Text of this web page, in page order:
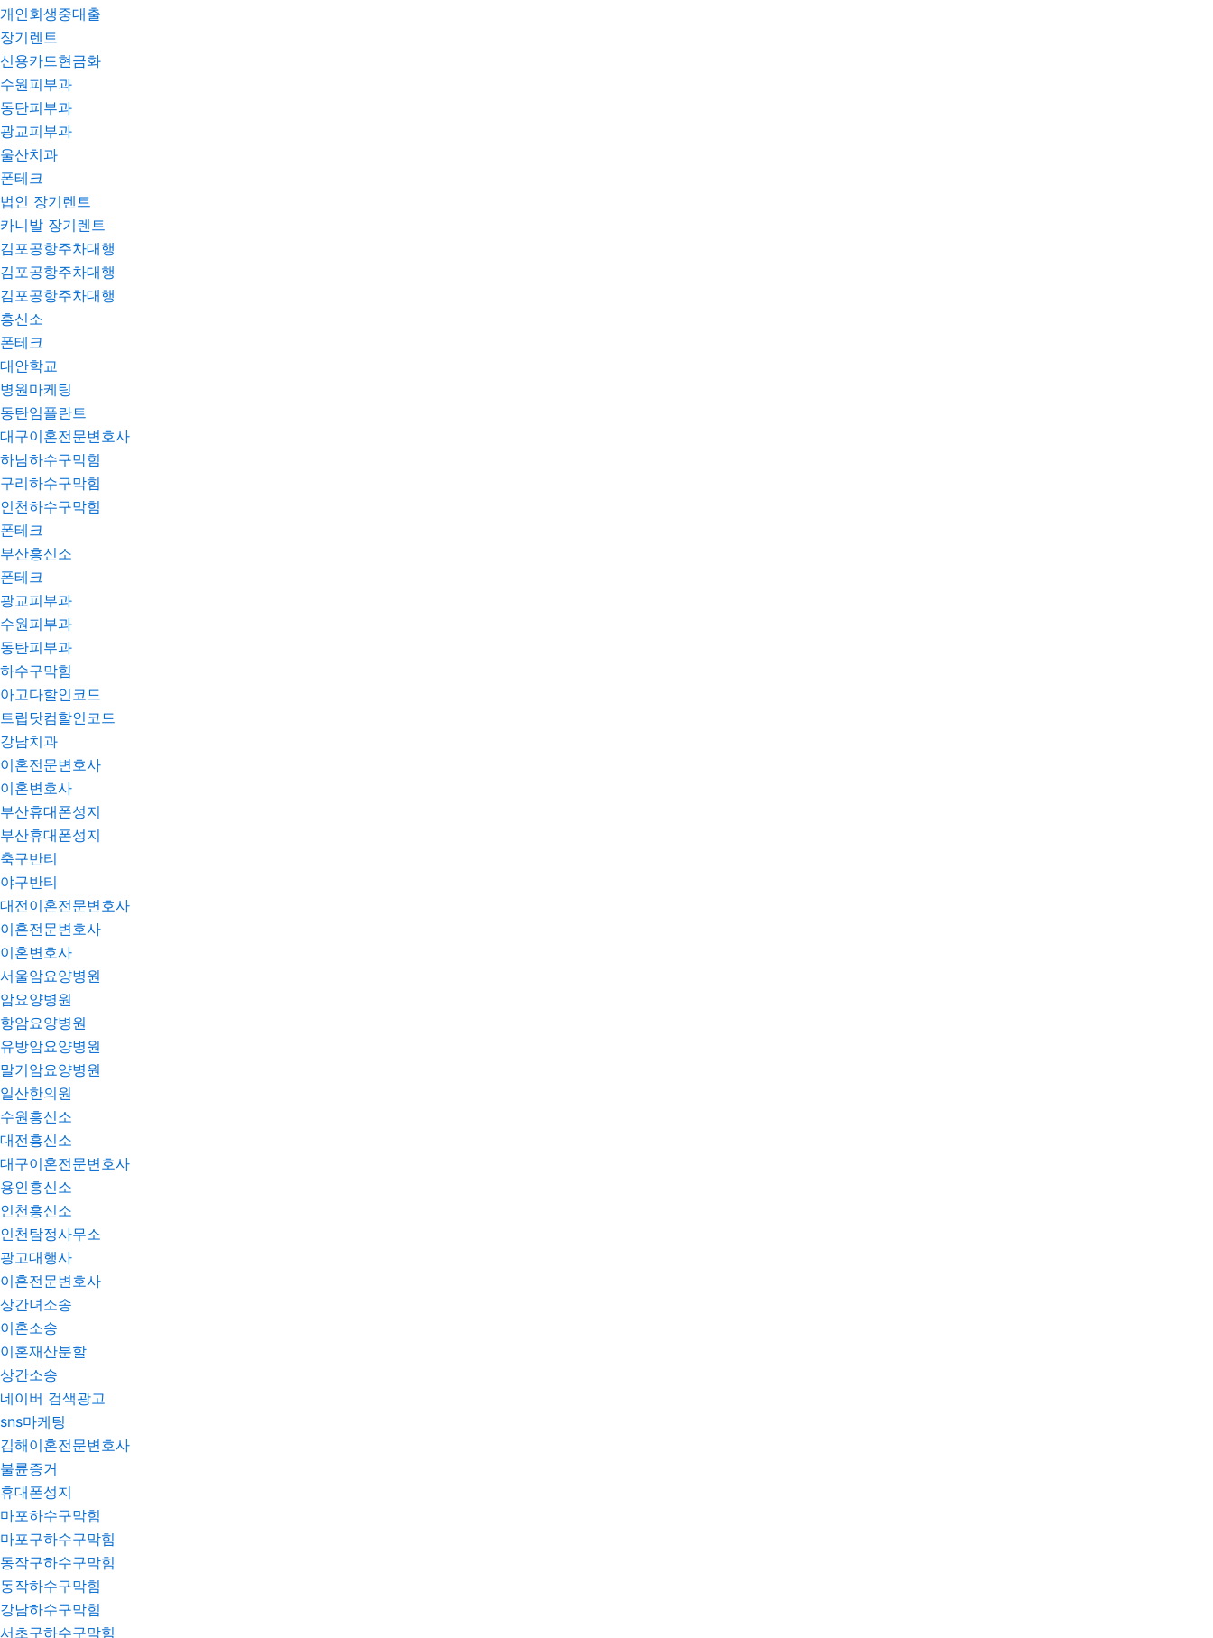
개인회생중대출
장기렌트
신용카드현금화
수원피부과
동탄피부과
광교피부과
울산치과
폰테크
법인 장기렌트
카니발 장기렌트
김포공항주차대행
김포공항주차대행
김포공항주차대행
흥신소
폰테크
대안학교
병원마케팅
동탄임플란트
대구이혼전문변호사
하남하수구막힘
구리하수구막힘
인천하수구막힘
폰테크
부산흥신소
폰테크
광교피부과
수원피부과
동탄피부과
하수구막힘
아고다할인코드
트립닷컴할인코드
강남치과
이혼전문변호사
이혼변호사
부산휴대폰성지
부산휴대폰성지
축구반티
야구반티
대전이혼전문변호사
이혼전문변호사
이혼변호사
서울암요양병원
암요양병원
항암요양병원
유방암요양병원
말기암요양병원
일산한의원
수원흥신소
대전흥신소
대구이혼전문변호사
용인흥신소
인천흥신소
인천탐정사무소
광고대행사
이혼전문변호사
상간녀소송
이혼소송
이혼재산분할
상간소송
네이버 검색광고
sns마케팅
김해이혼전문변호사
불륜증거
휴대폰성지
마포하수구막힘
마포구하수구막힘
동작구하수구막힘
동작하수구막힘
강남하수구막힘
서초구하수구막힘